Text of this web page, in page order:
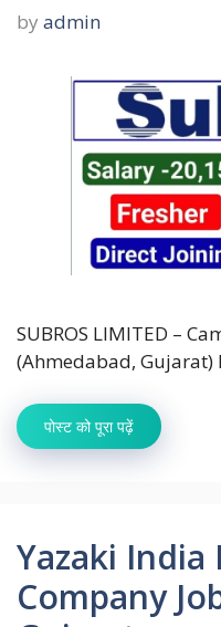
by admin
SUBROS LIMITED –
(Ahmedabad,
पोस्ट को पूरा पढ़ें
Yazaki India
Company